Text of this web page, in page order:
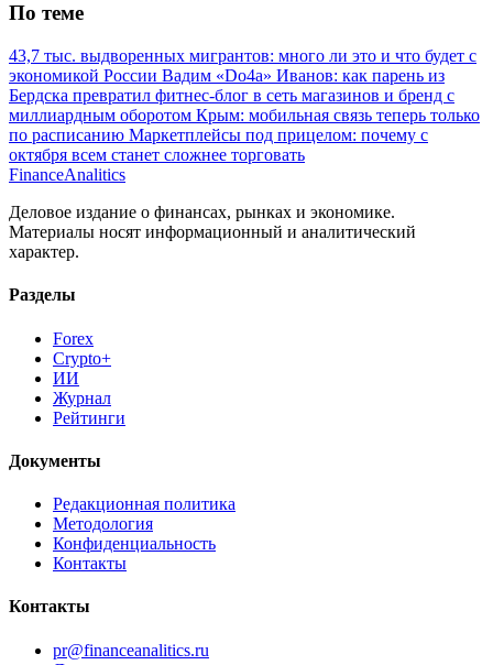
По теме
43,7 тыс. выдворенных мигрантов: много ли это и что будет с
экономикой России Вадим «Do4a» Иванов: как парень из
Бердска превратил фитнес-блог в сеть магазинов и бренд с
миллиардным оборотом Крым: мобильная связь теперь только
по расписанию Маркетплейсы под прицелом: почему с
октября всем станет сложнее торговать
FinanceAnalitics
Деловое издание о финансах, рынках и экономике.
Материалы носят информационный и аналитический
характер.
Разделы
Forex
Crypto+
ИИ
Журнал
Рейтинги
Документы
Редакционная политика
Методология
Конфиденциальность
Контакты
Контакты
pr@financeanalitics.ru